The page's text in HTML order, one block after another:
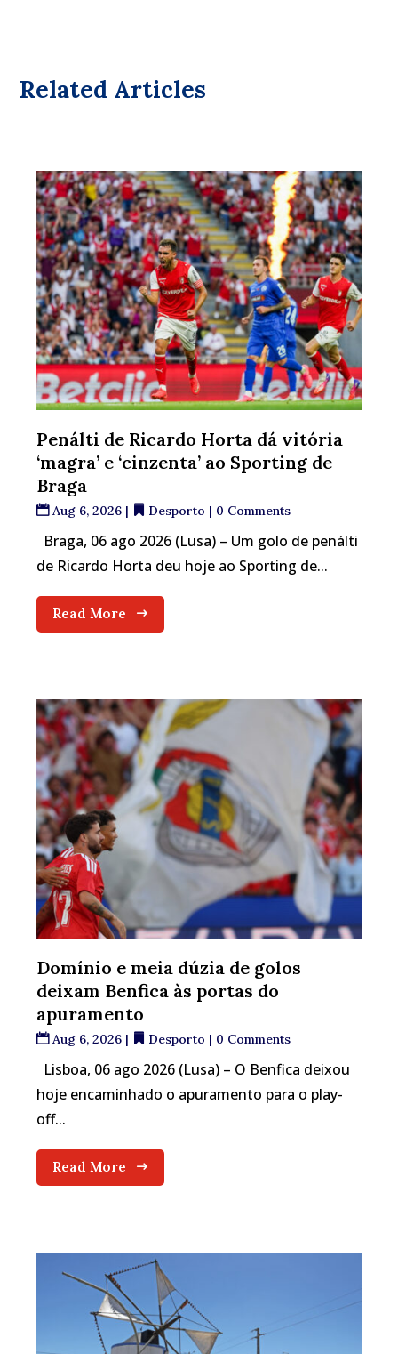
Related Articles
Penálti de Ricardo Horta dá vitória
‘magra’ e ‘cinzenta’ ao Sporting de
Braga
Aug 6, 2026 | Desporto | 0 Comments
Braga, 06 ago 2026 (Lusa) – Um golo de penálti
de Ricardo Horta deu hoje ao Sporting de...
Read More
Domínio e meia dúzia de golos
deixam Benfica às portas do
apuramento
Aug 6, 2026 | Desporto | 0 Comments
Lisboa, 06 ago 2026 (Lusa) – O Benfica deixou
hoje encaminhado o apuramento para o play-
off...
Read More